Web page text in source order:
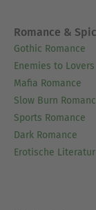
Romance &
Gothic Romance
Enemies to Lovers
Mafia Romance
Slow Burn
Sports Romance
Dark Romance
Erotische Literatur